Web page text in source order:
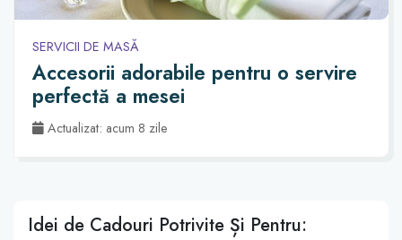
SERVICII DE MASĂ
Accesorii adorabile pentru o servire
perfectă a mesei
Actualizat: acum 8 zile
Idei de Cadouri Potrivite Și Pentru: